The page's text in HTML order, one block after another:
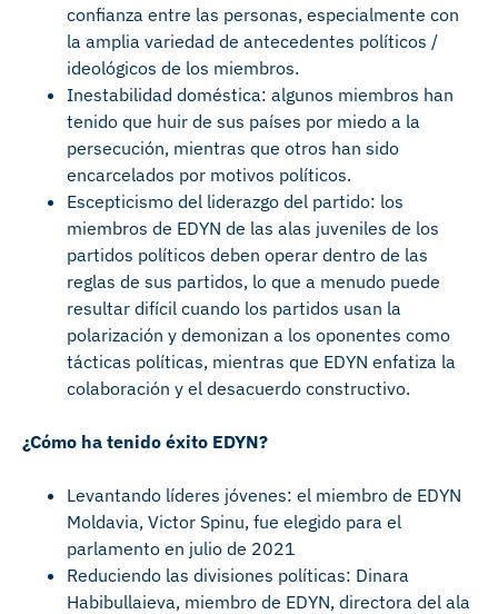
confianza entre las personas, especialmente con
la amplia variedad de antecedentes políticos /
ideológicos de los miembros.
Inestabilidad doméstica: algunos miembros han
tenido que huir de sus países por miedo a la
persecución, mientras que otros han sido
encarcelados por motivos políticos.
Escepticismo del liderazgo del partido: los
miembros de EDYN de las alas juveniles de los
partidos políticos deben operar dentro de las
reglas de sus partidos, lo que a menudo puede
resultar difícil cuando los partidos usan la
polarización y demonizan a los oponentes como
tácticas políticas, mientras que EDYN enfatiza la
colaboración y el desacuerdo constructivo.
¿Cómo ha tenido éxito EDYN?
Levantando líderes jóvenes: el miembro de EDYN
Moldavia, Victor Spinu, fue elegido para el
parlamento en julio de 2021
Reduciendo las divisiones políticas: Dinara
Habibullaieva, miembro de EDYN, directora del ala